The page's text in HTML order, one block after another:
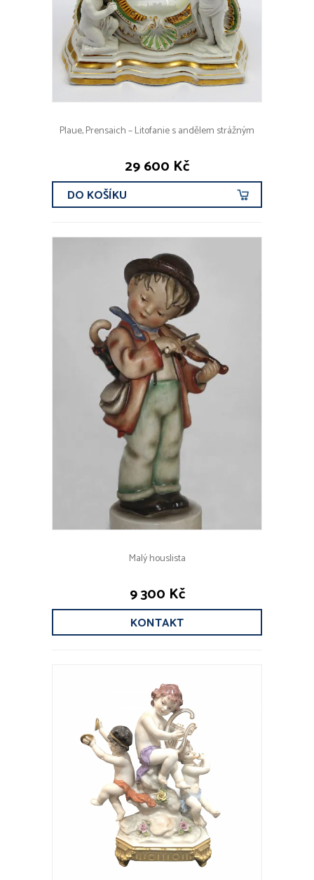
Plaue, Prensaich – Litofanie s andělem strážným
29 600 Kč
DO KOŠÍKU
Malý houslista
9 300 Kč
KONTAKT